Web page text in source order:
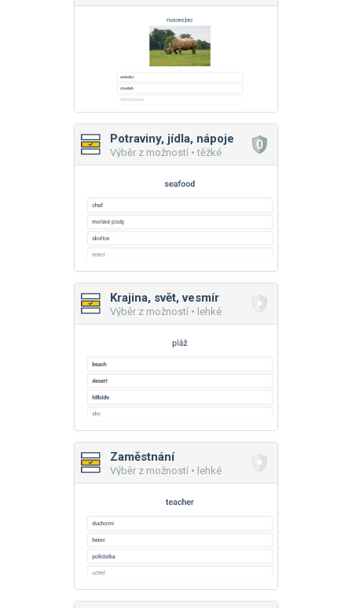
Potraviny, jídla, nápoje
Výběr z možností • těžké
Krajina, svět, vesmír
Výběr z možností • lehké
Zaměstnání
Výběr z možností • lehké